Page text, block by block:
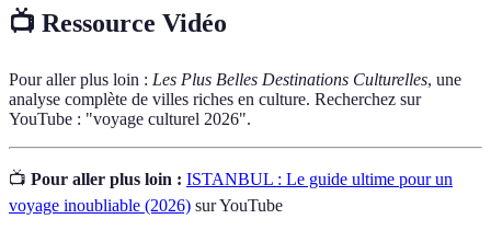
📺 Ressource Vidéo
Pour aller plus loin : Les Plus Belles Destinations Culturelles, une
analyse complète de villes riches en culture. Recherchez sur
YouTube : "voyage culturel 2026".
📺 Pour aller plus loin : ISTANBUL : Le guide ultime pour un
voyage inoubliable (2026) sur YouTube